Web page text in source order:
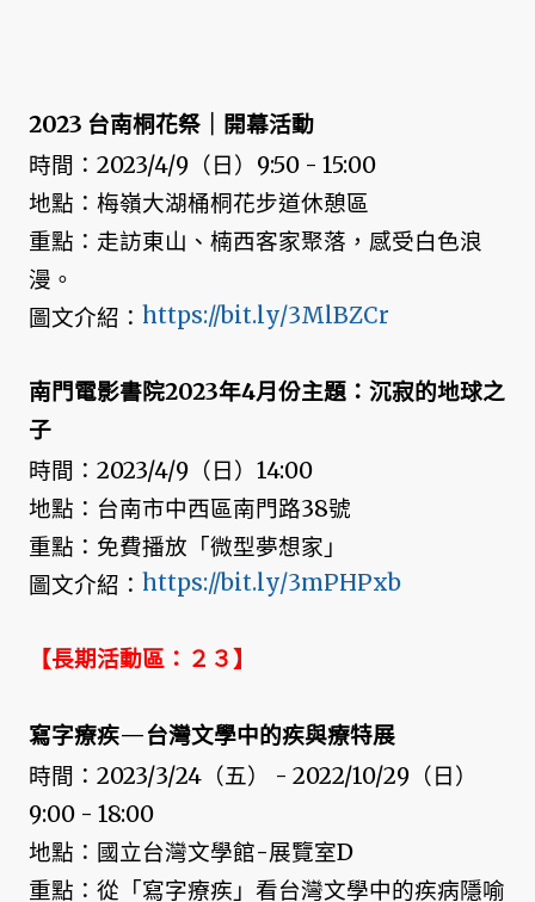
2023 台南桐花祭｜開幕活動
時間：2023/4/9（日）9:50 - 15:00
地點：梅嶺大湖桶桐花步道休憩區
重點：走訪東山、楠西客家聚落，感受白色浪
漫。
圖文介紹： https://bit.ly/3MlBZCr
南門電影書院2023年4月份主題：沉寂的地球之
子
時間：2023/4/9（日）14:00
地點：台南市中西區南門路38號
重點：免費播放「微型夢想家」
圖文介紹： https://bit.ly/3mPHPxb
【長期活動區：２３】
寫字療疾—台灣文學中的疾與療特展
時間：2023/3/24（五） - 2022/10/29（日）
9:00 - 18:00
地點：國立台灣文學館-展覽室D
重點：從「寫字療疾」看台灣文學中的疾病隱喻